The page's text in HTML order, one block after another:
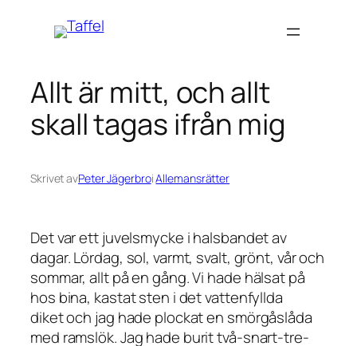
Allt är mitt, och allt
skall tagas ifrån mig
Skrivet avPeter JägerbroiAllemansrätter
Det var ett juvelsmycke i halsbandet av
dagar. Lördag, sol, varmt, svalt, grönt, vår och
sommar, allt på en gång. Vi hade hälsat på
hos bina, kastat sten i det vattenfyllda
diket och jag hade plockat en smörgåslåda
med ramslök. Jag hade burit två-snart-tre-